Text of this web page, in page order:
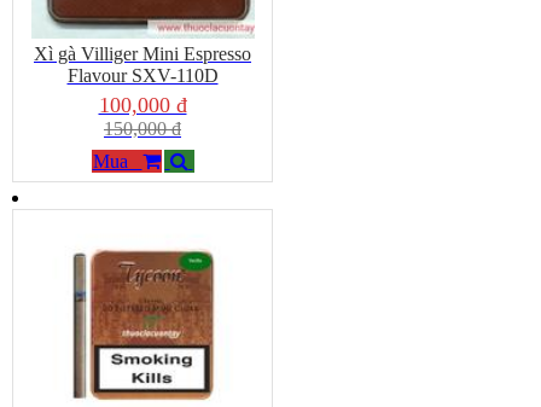
gà Cubahoặc Xì gà Nicaragua
Xì gà Villiger Mini Espresso
Flavour SXV-110D
100,000 đ
150,000 đ
Mua